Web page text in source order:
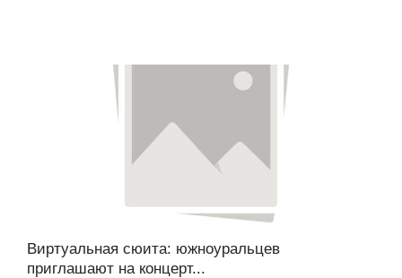
Виртуальная сюита: южноуральцев
приглашают на концерт...